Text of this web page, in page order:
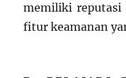
memiliki reputasi
fitur keamanan